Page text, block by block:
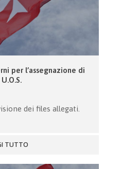
per l’assegnazione di
dei files allegati.
TUTTO